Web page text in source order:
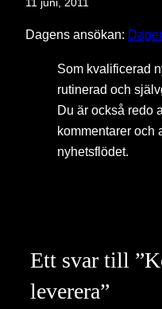
Dagens ansökan:
Som kvalificerad
rutinerad och
Du är också redo
kommentarer och
nyhetsflödet.
Ett svar till
leverera”